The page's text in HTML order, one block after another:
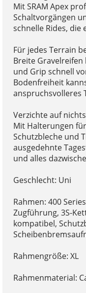
Mit SRAM Apex
Schaltvorgängen
schnelle Rides, die
Für jedes Terrain
Breite
und Grip schnell
Bodenfreiheit
anspruchsvolleres
Verzichte auf nichts
Mit Halterungen
Schutzbleche und
ausgedehnte
und alles
Geschlecht: Uni
Rahmen: 400
Zugführung, 3S-
kompatibel,
Rahmengröße: XL
Rahmenmaterial: